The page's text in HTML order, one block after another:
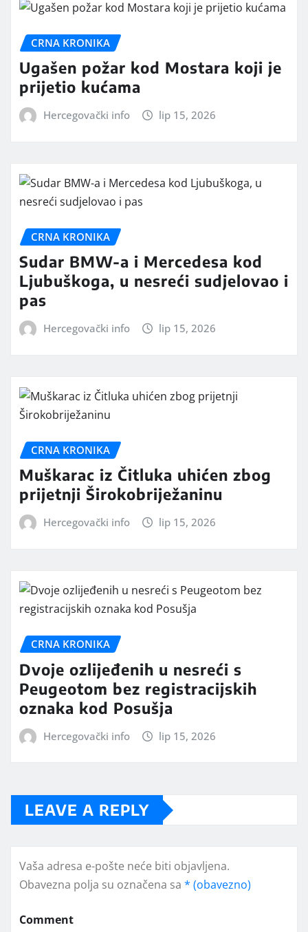
CRNA KRONIKA
Ugašen požar kod Mostara koji je
prijetio kućama
Hercegovački info lip 15, 2026
CRNA KRONIKA
Sudar BMW-a i Mercedesa kod
Ljubuškoga, u nesreći sudjelovao i
pas
Hercegovački info lip 15, 2026
CRNA KRONIKA
Muškarac iz Čitluka uhićen zbog
prijetnji Širokobriježaninu
Hercegovački info lip 15, 2026
CRNA KRONIKA
Dvoje ozlijeđenih u nesreći s
Peugeotom bez registracijskih
oznaka kod Posušja
Hercegovački info lip 15, 2026
LEAVE A REPLY
Vaša adresa e-pošte neće biti objavljena.
Obavezna polja su označena sa * (obavezno)
Comment